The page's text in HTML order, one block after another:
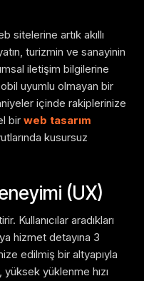
sitelerine artık akıllı
turizmin ve sanayinin
iletişim bilgilerine
uyumlu olmayan bir
içinde rakiplerinize
bir web tasarım
kusursuz
(UX)
Kullanıcılar aradıkları
hizmet detayına 3
edilmiş bir altyapıyla
yüklenme hızı